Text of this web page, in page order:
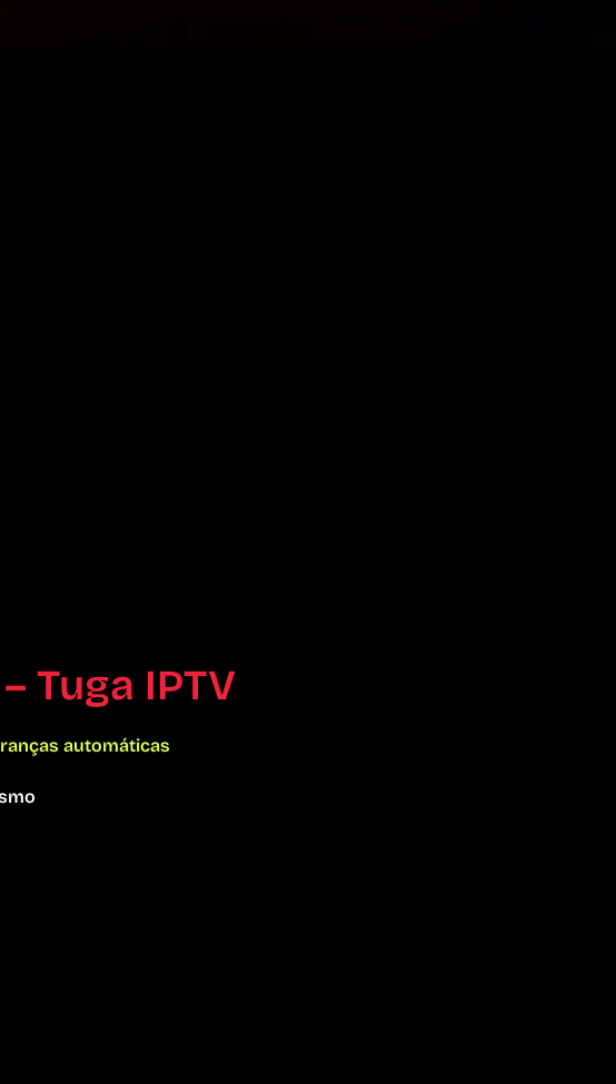
Tuga IPTV
automáticas